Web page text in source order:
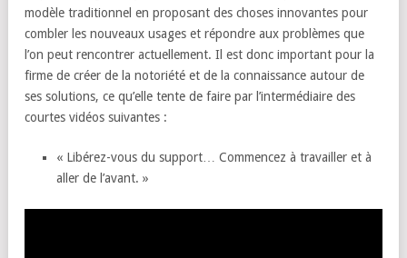
modèle traditionnel en proposant des choses innovantes pour
combler les nouveaux usages et répondre aux problèmes que
l’on peut rencontrer actuellement. Il est donc important pour la
firme de créer de la notoriété et de la connaissance autour de
ses solutions, ce qu’elle tente de faire par l’intermédiaire des
courtes vidéos suivantes :
« Libérez-vous du support… Commencez à travailler et à
aller de l’avant. »